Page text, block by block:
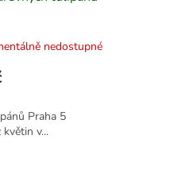
nedostupné
Praha 5
květin v...